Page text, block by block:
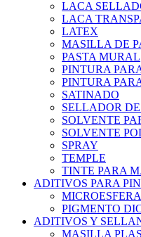
LACA
LACA
LATEX
MASILLA DE
PASTA MURAL
PINTURA
PINTURA
SATINADO
SELLADOR
SOLVENTE
SOLVENTE
SPRAY
TEMPLE
TINTE PARA
ADITIVOS PARA
PIGMENTO
ADITIVOS Y
MASILLA